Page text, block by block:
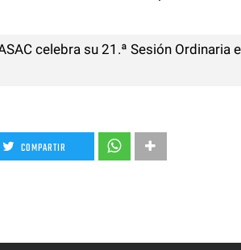
celebra su 21.ª Sesión
COMPARTIR